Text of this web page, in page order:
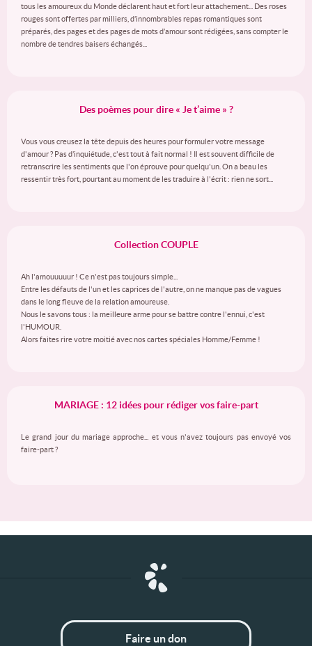
tous les amoureux du Monde déclarent haut et fort leur attachement... Des roses
rouges sont offertes par milliers, d’innombrables repas romantiques sont
préparés, des pages et des pages de mots d’amour sont rédigées, sans compter le
nombre de tendres baisers échangés...
Des poèmes pour dire « Je t’aime » ?
Vous vous creusez la tête depuis des heures pour formuler votre message
d'amour ? Pas d’inquiétude, c'est tout à fait normal ! Il est souvent difficile de
retranscrire les sentiments que l'on éprouve pour quelqu'un. On a beau les
ressentir très fort, pourtant au moment de les traduire à l'écrit : rien ne sort...
Collection COUPLE
Ah l'amouuuuur ! Ce n'est pas toujours simple...
Entre les défauts de l'un et les caprices de l'autre, on ne manque pas de vagues
dans le long fleuve de la relation amoureuse.
Nous le savons tous : la meilleure arme pour se battre contre l'ennui, c'est
l'HUMOUR.
Alors faites rire votre moitié avec nos cartes spéciales Homme/Femme !
MARIAGE : 12 idées pour rédiger vos faire-part
Le grand jour du mariage approche... et vous n'avez toujours pas envoyé vos
faire-part ?
Faire un don